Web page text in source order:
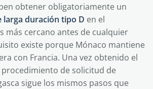
obtener obligatoriamente un
larga duración tipo D en el
más cercano antes de cualquier
existe porque Mónaco mantiene
con Francia. Una vez obtenido el
procedimiento de solicitud de
sigue los mismos pasos que